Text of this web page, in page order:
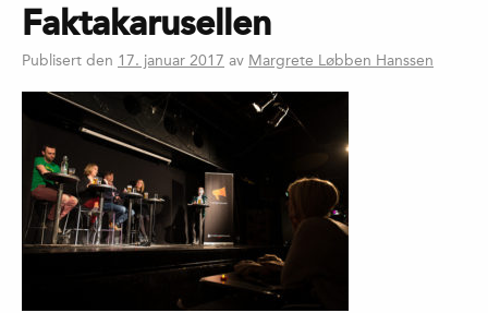
Faktakarusellen
Publisert den 17. januar 2017 av Margrete Løbben Hanssen